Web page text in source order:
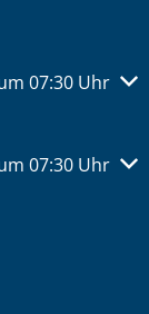
07:30 Uhr
07:30 Uhr